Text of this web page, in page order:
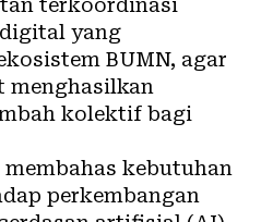
terkoordinasi
yang
BUMN, agar
menghasilkan
kolektif bagi
kebutuhan
perkembangan